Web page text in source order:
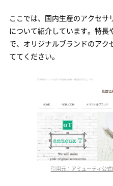
ここでは、国内生産のアクセサ
について紹介しています。特長
で、オリジナルブランドのアク
ててください。
引用元：アミューティ公